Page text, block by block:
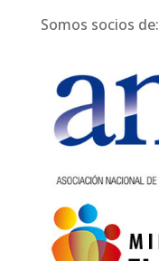
Somos socios de: